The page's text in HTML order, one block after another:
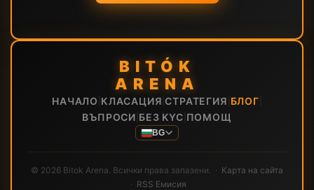
BITÓK
ARENA
НАЧАЛО КЛАСАЦИЯ |СТРАТЕГИЯ БЛОГ
ВЪПРОСИ БЕЗ KYC ПОМОЩ
BG
© 2026 Bitok Arena. Всички права запазени. · Карта на сайта
· RSS Емисия